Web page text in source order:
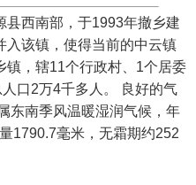
西南部，于1993年撤乡建
入该镇，使得当前的中云镇
镇，辖11个行政村、1个居委
口2万4千多人。 良好的气
东南季风温暖湿润气候，年
1790.7毫米，无霜期约252